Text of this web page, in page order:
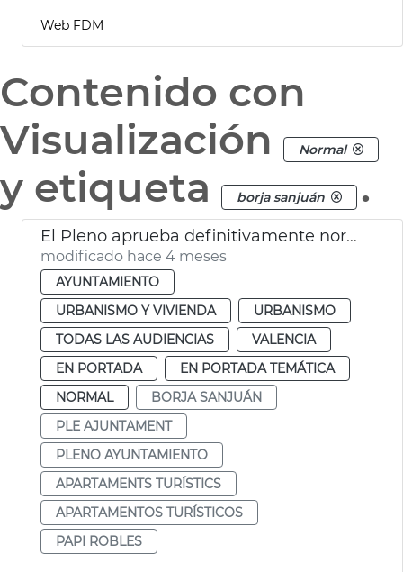
Web FDM
Contenido con
Visualización
Normal
y etiqueta borja sanjuán .
El Pleno aprueba definitivamente normativa apartamentos turísticos València
modificado hace 4 meses
AYUNTAMIENTO
URBANISMO Y VIVIENDA
URBANISMO
TODAS LAS AUDIENCIAS
VALENCIA
EN PORTADA
EN PORTADA TEMÁTICA
NORMAL
BORJA SANJUÁN
PLE AJUNTAMENT
PLENO AYUNTAMIENTO
APARTAMENTS TURÍSTICS
APARTAMENTOS TURÍSTICOS
PAPI ROBLES